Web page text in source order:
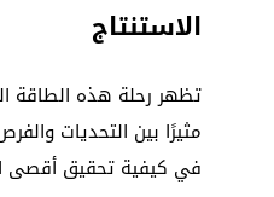
الاستنتاج
تظهر رحلة هذه الطاقة
مثيرًا بين التحديات
في كيفية تحقيق أقصى